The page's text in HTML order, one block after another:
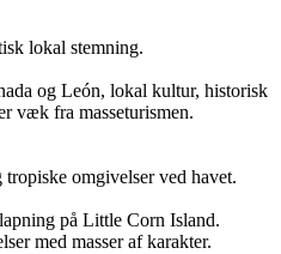
lokal stemning.
og León, lokal kultur, historisk
væk fra masseturismen.
omgivelser ved havet.
på Little Corn Island.
med masser af karakter.